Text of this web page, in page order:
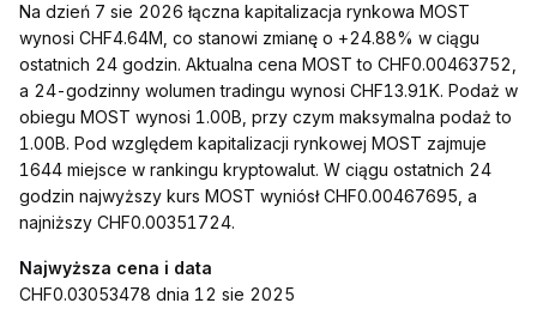
Na dzień 7 sie 2026 łączna kapitalizacja rynkowa MOST
wynosi CHF4.64M, co stanowi zmianę o +24.88% w ciągu
ostatnich 24 godzin. Aktualna cena MOST to CHF0.00463752,
a 24-godzinny wolumen tradingu wynosi CHF13.91K. Podaż w
obiegu MOST wynosi 1.00B, przy czym maksymalna podaż to
1.00B. Pod względem kapitalizacji rynkowej MOST zajmuje
1644 miejsce w rankingu kryptowalut. W ciągu ostatnich 24
godzin najwyższy kurs MOST wyniósł CHF0.00467695, a
najniższy CHF0.00351724.
Najwyższa cena i data
CHF0.03053478 dnia 12 sie 2025